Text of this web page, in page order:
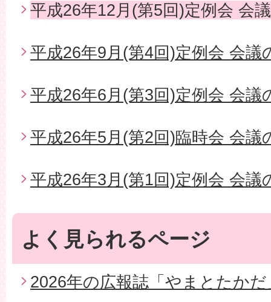
平成26年12月(第5回)定例会 会
平成26年9月(第4回)定例会 会議
平成26年6月(第3回)定例会 会議
平成26年5月(第2回)臨時会 会議
平成26年3月(第1回)定例会 会議
よく見られるページ
2026年の広報誌「やまとたかだ